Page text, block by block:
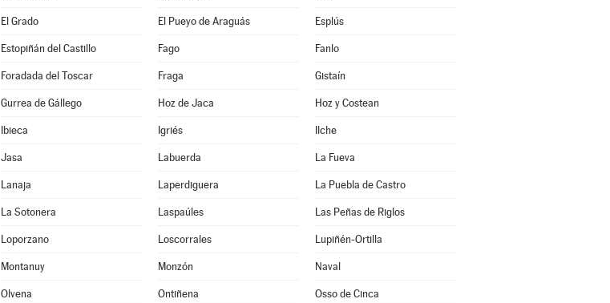
El Grado El Pueyo de Araguás Esplús
Estopiñán del Castillo Fago Fanlo
Foradada del Toscar Fraga Gistaín
Gurrea de Gállego Hoz de Jaca Hoz y Costean
Ibieca Igriés Ilche
Jasa Labuerda La Fueva
Lanaja Laperdiguera La Puebla de Castro
La Sotonera Laspaúles Las Peñas de Riglos
Loporzano Loscorrales Lupiñén-Ortilla
Montanuy Monzón Naval
Olvena Ontiñena Osso de Cinca